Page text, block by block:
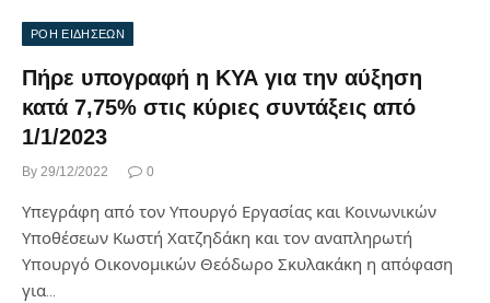
ΡΟΗ ΕΙΔΗΣΕΩΝ
Πήρε υπογραφή η ΚΥΑ για την αύξηση
κατά 7,75% στις κύριες συντάξεις από
1/1/2023
By 29/12/2022 0
Υπεγράφη από τον Υπουργό Εργασίας και Κοινωνικών
Υποθέσεων Κωστή Χατζηδάκη και τον αναπληρωτή
Υπουργό Οικονομικών Θεόδωρο Σκυλακάκη η απόφαση
για…